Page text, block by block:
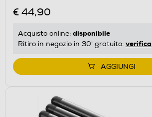
€ 44,90
Acquisto online: disponibile
Ritiro in negozio in 30' gratuito: verifica
AGGIUNGI